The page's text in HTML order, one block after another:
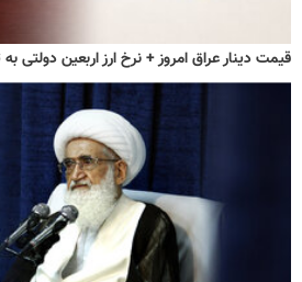
قیمت دینار عراق امروز + نرخ ارز اربعین دولتی به تومان